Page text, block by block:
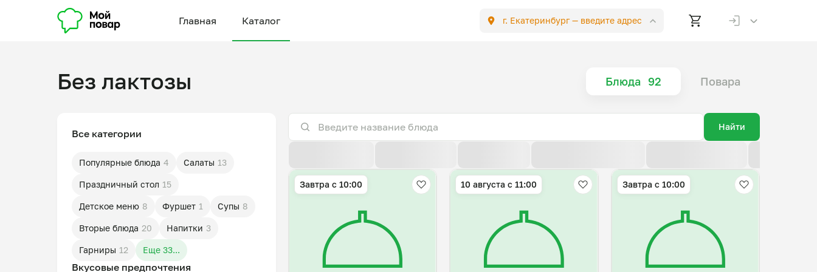
Главная Каталог г. Екатеринбург — введите адрес
Без лактозы Блюда 92 Повара
Все категории
Популярные блюда 4 Салаты 13
Праздничный стол 15
Детское меню 8 Фуршет 1 Супы 8
Вторые блюда 20 Напитки 3
Гарниры 12 Еще 33...
Вкусовые предпочтения
Найти
Завтра c 10:00 10 августа с 11:00 Завтра c 10:00